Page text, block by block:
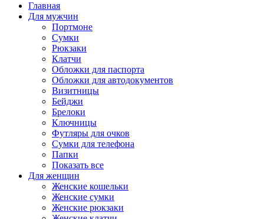
Главная
Для мужчин
Портмоне
Сумки
Рюкзаки
Клатчи
Обложки для паспорта
Обложки для автодокументов
Визитницы
Бейджи
Брелоки
Ключницы
Футляры для очков
Сумки для телефона
Папки
Показать все
Для женщин
Женские кошельки
Женские сумки
Женские рюкзаки